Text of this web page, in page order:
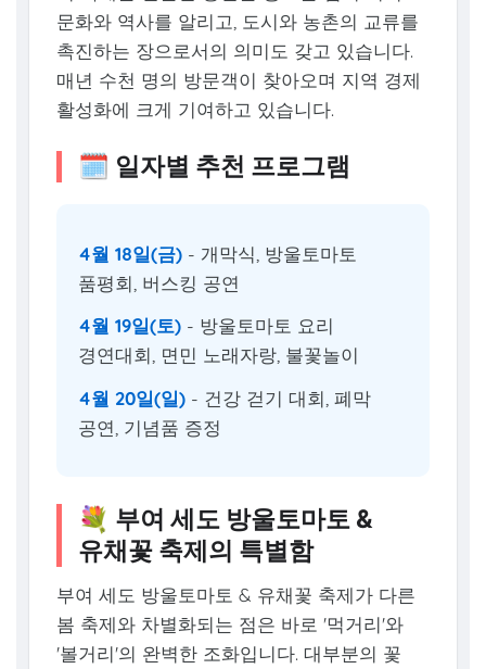
문화와 역사를 알리고, 도시와 농촌의 교류를
촉진하는 장으로서의 의미도 갖고 있습니다.
매년 수천 명의 방문객이 찾아오며 지역 경제
활성화에 크게 기여하고 있습니다.
🗓️ 일자별 추천 프로그램
4월 18일(금)- 개막식, 방울토마토
품평회, 버스킹 공연
4월 19일(토)- 방울토마토 요리
경연대회, 면민 노래자랑, 불꽃놀이
4월 20일(일)- 건강 걷기 대회, 폐막
공연, 기념품 증정
💐 부여 세도 방울토마토 &
유채꽃 축제의 특별함
부여 세도 방울토마토 & 유채꽃 축제가 다른
봄 축제와 차별화되는 점은 바로 '먹거리'와
'볼거리'의 완벽한 조화입니다. 대부분의 꽃